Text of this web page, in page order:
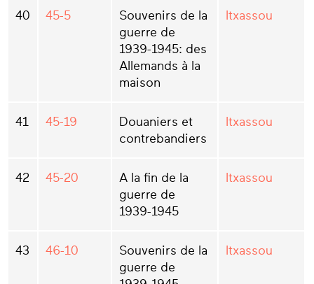
40 45-5
Souvenirs de la
guerre de
1939-1945: des
Allemands à la
maison
Itxassou
41 45-19
Douaniers et
contrebandiers
Itxassou
42 45-20
A la fin de la
guerre de
1939-1945
Itxassou
43 46-10
Souvenirs de la
guerre de
Itxassou